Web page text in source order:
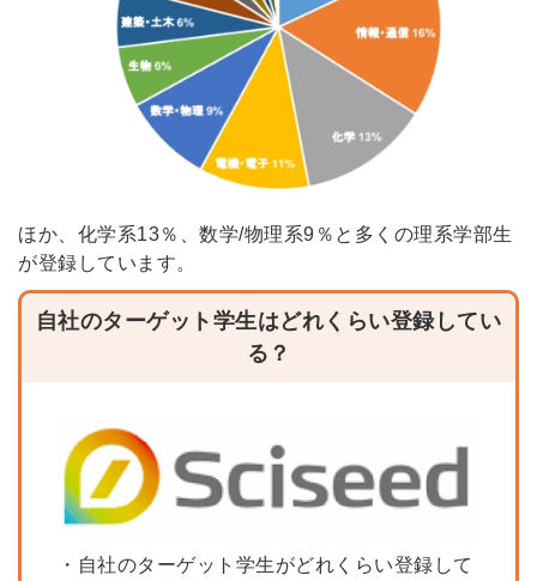
ほか、化学系13％、数学/物理系9％と多くの理系学部生
が登録しています。
自社のターゲット学生はどれくらい登録してい
る？
・自社のターゲット学生がどれくらい登録して